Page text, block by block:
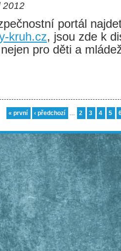
2012
portál
kruh.cz, jsou zde k
pro děti a
« první ‹ předchozí … 2 3 4 5